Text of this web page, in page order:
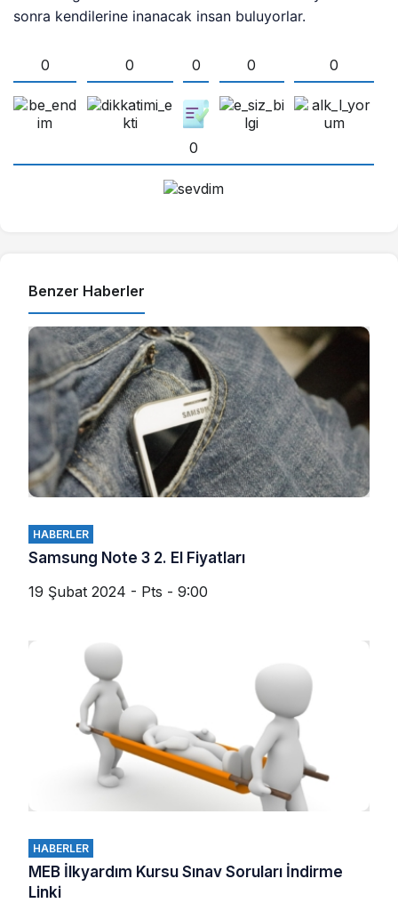
sonra kendilerine inanacak insan buluyorlar.
0 0 0 0 0
0
Benzer Haberler
HABERLER
Samsung Note 3 2. El Fiyatları
19 Şubat 2024 - Pts - 9:00
HABERLER
MEB İlkyardım Kursu Sınav Soruları İndirme
Linki